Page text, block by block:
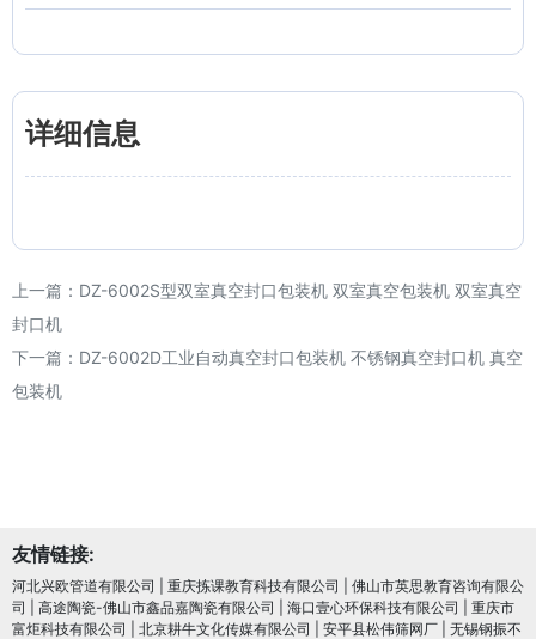
详细信息
上一篇： DZ-6002S型双室真空封口包装机 双室真空包装机 双室真空
封口机
下一篇： DZ-6002D工业自动真空封口包装机 不锈钢真空封口机 真空
包装机
友情链接:
河北兴欧管道有限公司 重庆拣课教育科技有限公司
佛山市英思教育咨询有限公
司
高途陶瓷-佛山市鑫品嘉陶瓷有限公司 海口壹心环保科技有限公司
重庆市
富炬科技有限公司
北京耕牛文化传媒有限公司 安平县松伟筛网厂
无锡钢振不